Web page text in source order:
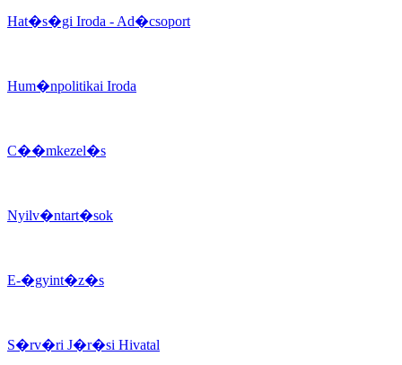
Hat�s�gi Iroda - Ad�csoport
Hum�npolitikai Iroda
C��mkezel�s
Nyilv�ntart�sok
E-�gyint�z�s
S�rv�ri J�r�si Hivatal